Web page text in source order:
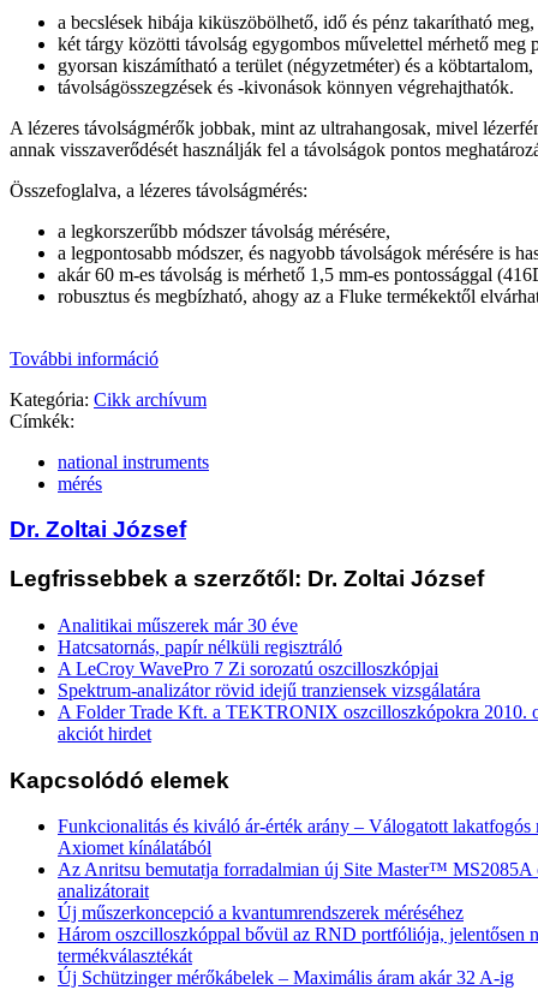
a becslések hibája kiküszöbölhető, idő és pénz takarítható meg,
két tárgy közötti távolság egygombos művelettel mérhető meg
gyorsan kiszámítható a terület (négyzetméter) és a köbtartalom,
távolságösszegzések és -kivonások könnyen végrehajthatók.
A lézeres távolságmérők jobbak, mint az ultrahangosak, mivel
annak visszaverődését használják fel a távolságok pontos
Összefoglalva, a lézeres távolságmérés:
a legkorszerűbb módszer távolság mérésére,
a legpontosabb módszer, és nagyobb távolságok mérésére is
akár 60 m-es távolság is mérhető 1,5 mm-es pontossággal
robusztus és megbízható, ahogy az a Fluke termékektől
További információ
Kategória: Cikk archívum
Címkék:
national instruments
mérés
Dr. Zoltai József
Legfrissebbek a szerzőtől: Dr. Zoltai József
Analitikai műszerek már 30 éve
Hatcsatornás, papír nélküli regisztráló
A LeCroy WavePro 7 Zi sorozatú oszcilloszkópjai
Spektrum-analizátor rövid idejű tranziensek vizsgálatára
A Folder Trade Kft. a TEKTRONIX oszcilloszkópokra 2010.
akciót hirdet
Kapcsolódó elemek
Funkcionalitás és kiváló ár-érték arány – Válogatott lakatfogós
Axiomet kínálatából
Az Anritsu bemutatja forradalmian új Site Master™ MS2085A
analizátorait
Új műszerkoncepció a kvantumrendszerek méréséhez
Három oszcilloszkóppal bővül az RND portfóliója, jelentősen
termékválasztékát
Új Schützinger mérőkábelek – Maximális áram akár 32 A-ig